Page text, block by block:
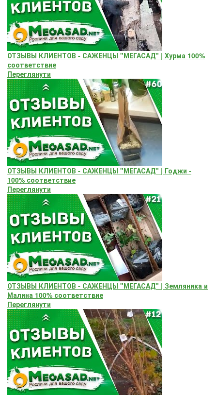
ОТЗЫВЫ КЛИЕНТОВ - САЖЕНЦЫ "МЕГАСАД" | Хурма 100%
соответствие
Переглянути
ОТЗЫВЫ КЛИЕНТОВ - САЖЕНЦЫ "МЕГАСАД" | Годжи -
100% соответствие
Переглянути
ОТЗЫВЫ КЛИЕНТОВ - САЖЕНЦЫ "МЕГАСАД" | Земляника и
Малина 100% соответствие
Переглянути